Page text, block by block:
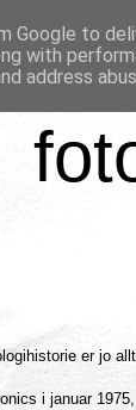
er jo
i januar
Google to
with
address